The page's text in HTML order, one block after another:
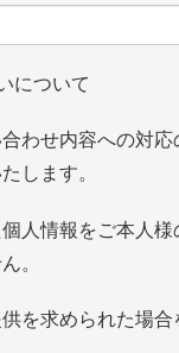
について
わせ内容への対
します。
人情報をご本人
。
を求められた場合